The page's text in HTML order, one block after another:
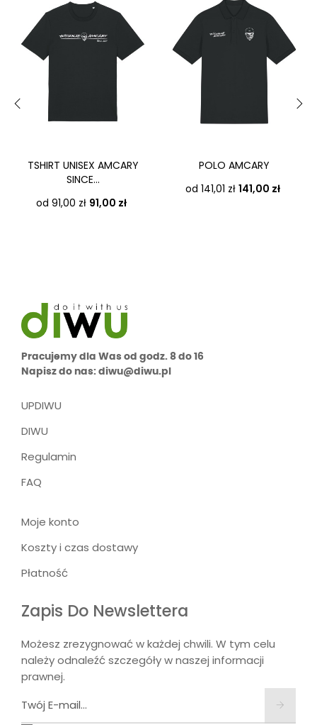
TSHIRT UNISEX AMCARY
SINCE...
od 91,00 zł Cena
91,00 zł
POLO AMCARY
od 141,01 zł Cena
141,00 zł
Pracujemy dla Was od godz. 8 do 16
Napisz do nas: diwu@diwu.pl
UPDIWU
DIWU
Regulamin
FAQ
Moje konto
Koszty i czas dostawy
Płatność
Zapis Do Newslettera
Możesz zrezygnować w każdej chwili. W tym celu
należy odnaleźć szczegóły w naszej informacji
prawnej.